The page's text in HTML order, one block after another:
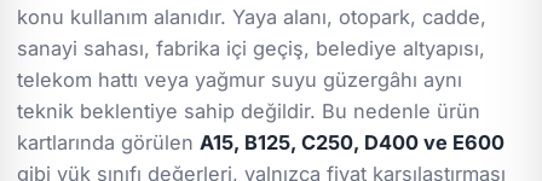
konu kullanım alanıdır. Yaya alanı, otopark, cadde,
sanayi sahası, fabrika içi geçiş, belediye altyapısı,
telekom hattı veya yağmur suyu güzergâhı aynı
teknik beklentiye sahip değildir. Bu nedenle ürün
kartlarında görülenA15, B125, C250, D400 ve E600
gibi yük sınıfı değerleri, yalnızca fiyat karşılaştırması